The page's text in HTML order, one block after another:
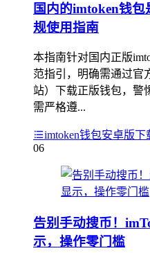
国内的imtoken钱
规使用指南
本指南针对国内正版
范指引，明确需通过官
站）下载正版钱包，警
需严格遵...
imtoken钱包安卓版下
06
告别手动搜币！
示，操作零门槛